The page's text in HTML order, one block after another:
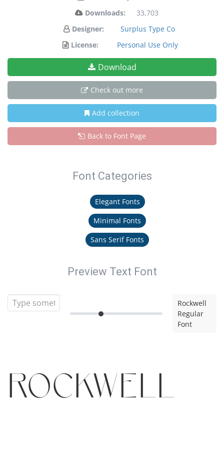
Downloads:
33,703
Designer:
Surplus Type Co
License:
Personal Use Only
Download
Check out more
Add collection
Back to Font Page
Font Categories
Elegant Fonts
Minimal Fonts
Sans Serif Fonts
Preview Text Font
Rockwell
Regular
Font
Rockwell